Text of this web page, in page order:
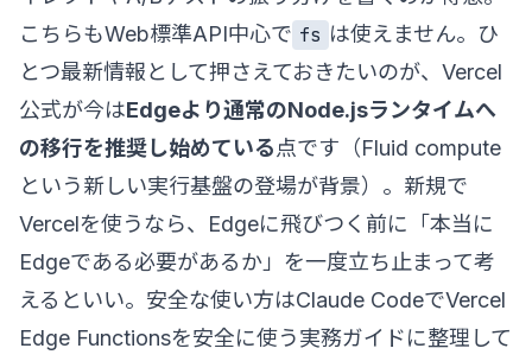
こちらもWeb標準API中心で fs は使えません。ひ
とつ最新情報として押さえておきたいのが、Vercel
公式が今はEdgeより通常のNode.jsランタイムへ
の移行を推奨し始めている点です（Fluid compute
という新しい実行基盤の登場が背景）。新規で
Vercelを使うなら、Edgeに飛びつく前に「本当に
Edgeである必要があるか」を一度立ち止まって考
えるといい。安全な使い方はClaude CodeでVercel
Edge Functionsを安全に使う実務ガイドに整理して